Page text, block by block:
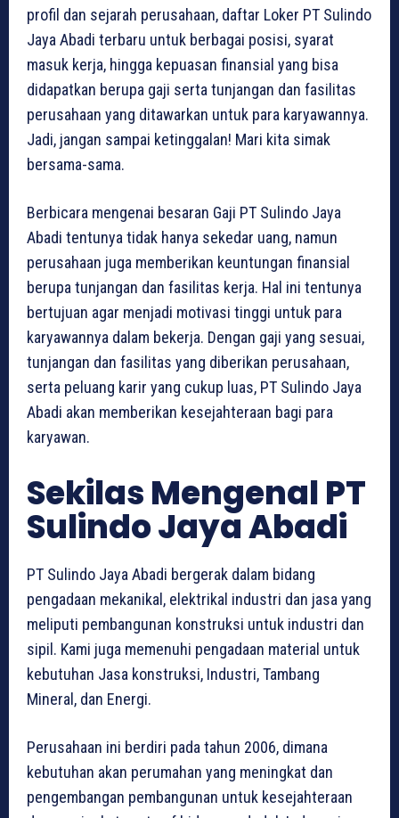
profil dan sejarah perusahaan, daftar Loker PT Sulindo
Jaya Abadi terbaru untuk berbagai posisi, syarat
masuk kerja, hingga kepuasan finansial yang bisa
didapatkan berupa gaji serta tunjangan dan fasilitas
perusahaan yang ditawarkan untuk para karyawannya.
Jadi, jangan sampai ketinggalan! Mari kita simak
bersama-sama.
Berbicara mengenai besaran Gaji PT Sulindo Jaya
Abadi tentunya tidak hanya sekedar uang, namun
perusahaan juga memberikan keuntungan finansial
berupa tunjangan dan fasilitas kerja. Hal ini tentunya
bertujuan agar menjadi motivasi tinggi untuk para
karyawannya dalam bekerja. Dengan gaji yang sesuai,
tunjangan dan fasilitas yang diberikan perusahaan,
serta peluang karir yang cukup luas, PT Sulindo Jaya
Abadi akan memberikan kesejahteraan bagi para
karyawan.
Sekilas Mengenal PT
Sulindo Jaya Abadi
PT Sulindo Jaya Abadi bergerak dalam bidang
pengadaan mekanikal, elektrikal industri dan jasa yang
meliputi pembangunan konstruksi untuk industri dan
sipil. Kami juga memenuhi pengadaan material untuk
kebutuhan Jasa konstruksi, Industri, Tambang
Mineral, dan Energi.
Perusahaan ini berdiri pada tahun 2006, dimana
kebutuhan akan perumahan yang meningkat dan
pengembangan pembangunan untuk kesejahteraan